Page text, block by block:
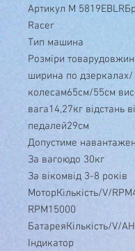
Артикул M
Racer
Тип машина
Розміри
ширина по дзеркалах/
колесам65см/55см
вага14,27кг відстань
педалей29см
Допустиме
За вагоюдо 30кг
За вікомвід 3-8 років
МоторКількість/V/
RPM15000
БатареяКількість/V/
Індикатор